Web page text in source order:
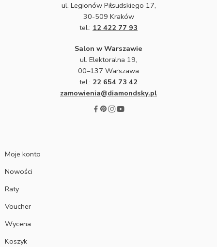
ul. Legionów Piłsudskiego 17,
30-509 Kraków
tel.: 12 422 77 93
Salon w Warszawie
ul. Elektoralna 19,
00–137 Warszawa
tel.: 22 654 73 42
zamowienia@diamondsky.pl
Moje konto
Nowości
Raty
Voucher
Wycena
Koszyk